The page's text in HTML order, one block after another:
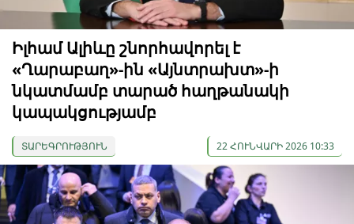
Իլհամ Ալիևը շնորհավորել է
«Ղարաբաղ»-ին «Այնտրախտ»-ի
նկատմամբ տարած հաղթանակի
կապակցությամբ
ՏԱՐԵԳՐՈՒԹՅՈՒՆ 22 ՀՈՒՆՎԱՐԻ 2026 10:33